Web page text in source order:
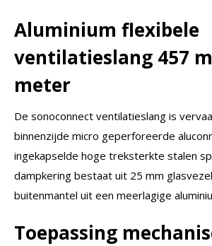
Aluminium flexibele
ventilatieslang 457
meter
De sonoconnect ventilatieslang is
binnenzijde micro geperforeerde
ingekapselde hoge treksterkte stalen
dampkering bestaat uit 25 mm
buitenmantel uit een meerlagige
Toepassing